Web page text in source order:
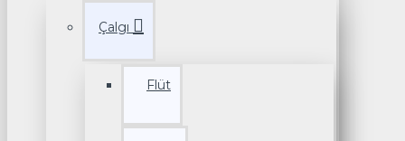
Çalgı
Flüt